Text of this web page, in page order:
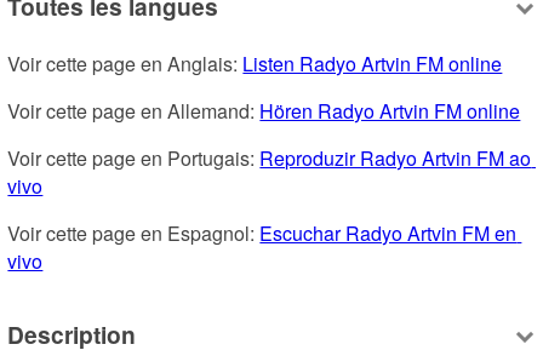
Voir cette page en Anglais: Listen Radyo Artvin FM online
Voir cette page en Allemand: Hören Radyo Artvin FM online
Voir cette page en Portugais: Reproduzir Radyo Artvin FM ao
vivo
Voir cette page en Espagnol: Escuchar Radyo Artvin FM en
vivo
Description